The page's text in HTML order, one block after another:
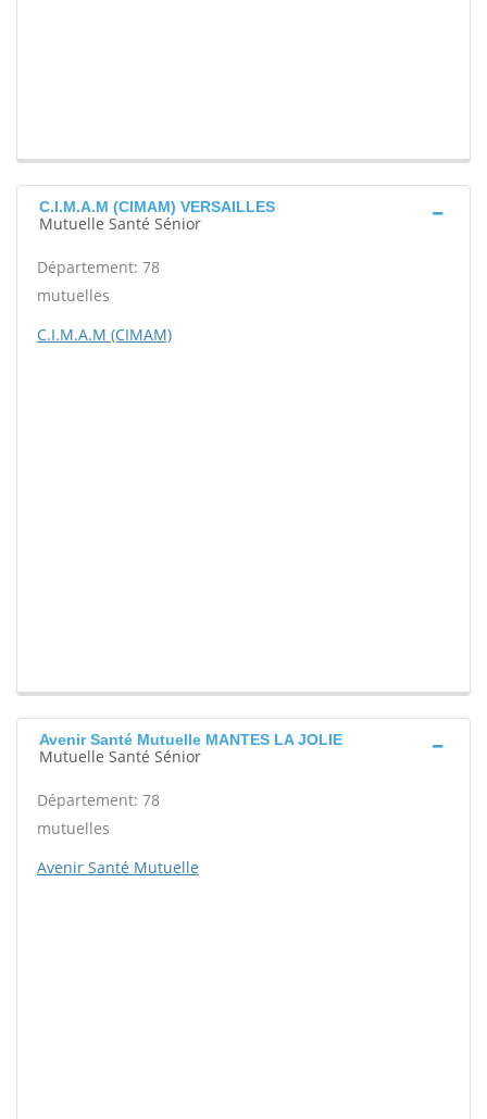
C.I.M.A.M (CIMAM) VERSAILLES
Mutuelle Santé Sénior
Département: 78
mutuelles
C.I.M.A.M (CIMAM)
Avenir Santé Mutuelle MANTES LA JOLIE
Mutuelle Santé Sénior
Département: 78
mutuelles
Avenir Santé Mutuelle